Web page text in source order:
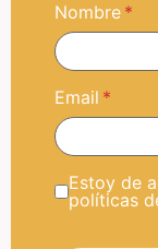
Nombre
Email
Estoy de
políticas